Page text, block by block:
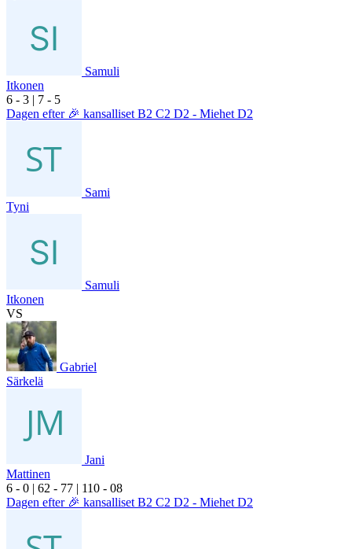
Samuli
Itkonen
6 - 3 | 7 - 5
Dagen efter 🎉 kansalliset B2 C2 D2 - Miehet D2
Sami
Tyni
Samuli
Itkonen
VS
Gabriel
Särkelä
Jani
Mattinen
6 - 0 | 62 - 77 | 110 - 08
Dagen efter 🎉 kansalliset B2 C2 D2 - Miehet D2